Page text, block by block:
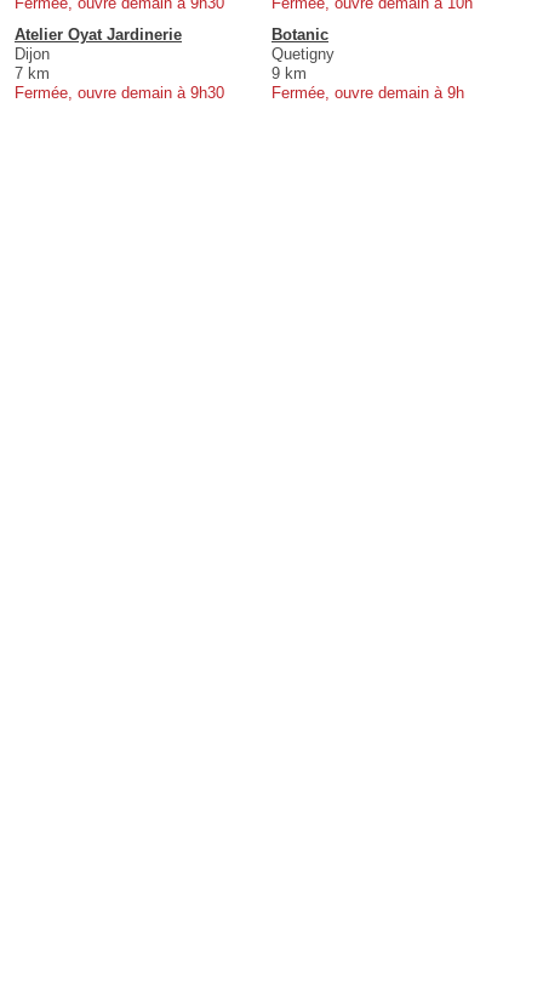
Atelier Oyat Jardinerie
Dijon
7 km
Fermée, ouvre demain à 9h30
Botanic
Quetigny
9 km
Fermée, ouvre demain à 9h